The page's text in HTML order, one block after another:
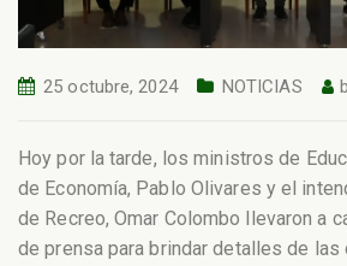
25 octubre, 2024 NOTICIAS
Hoy por la tarde, los ministros de
de Economía, Pablo Olivares y el
de Recreo, Omar Colombo llevaron a
de prensa para brindar detalles de las